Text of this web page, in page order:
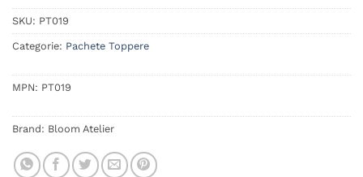
SKU: PT019
Categorie: Pachete Toppere
MPN: PT019
Brand: Bloom Atelier